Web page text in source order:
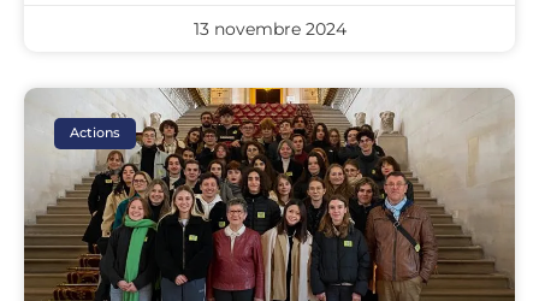
13 novembre 2024
Actions